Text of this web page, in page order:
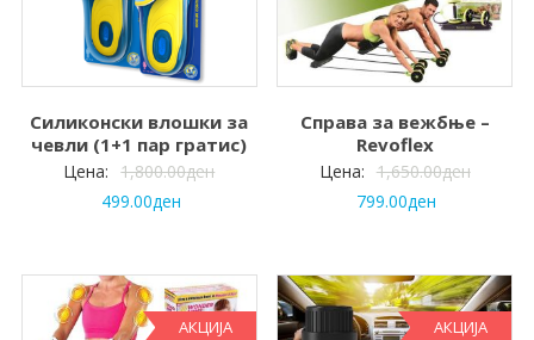
Силиконски влошки за
чевли (1+1 пар гратис)
Цена: 1,800.00ден
499.00ден
Справа за вежбње –
Revoflex
Цена: 1,650.00ден
799.00ден
АКЦИЈА АКЦИЈА